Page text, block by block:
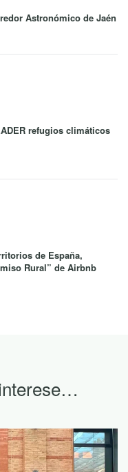
Astronómico de Jaén
refugios climáticos
de España,
Rural” de Airbnb